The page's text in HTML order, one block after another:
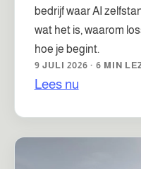
bedrijf waar AI
wat het is, waarom
hoe je begint.
9 JULI 2026 · 6 MIN
Lees nu